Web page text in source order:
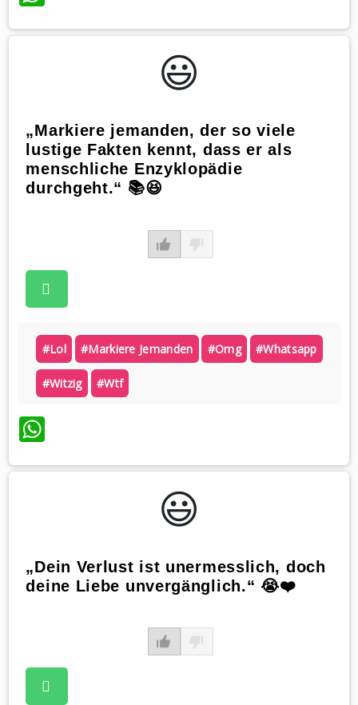
😃️
„Markiere jemanden, der so viele
lustige Fakten kennt, dass er als
menschliche Enzyklopädie
durchgeht.“ 📚😆
#lol #markiere Jemanden #omg #whatsapp
#witzig #wtf
WhatsApp
😃️
„Dein Verlust ist unermesslich, doch
deine Liebe unvergänglich.“ 😭❤️